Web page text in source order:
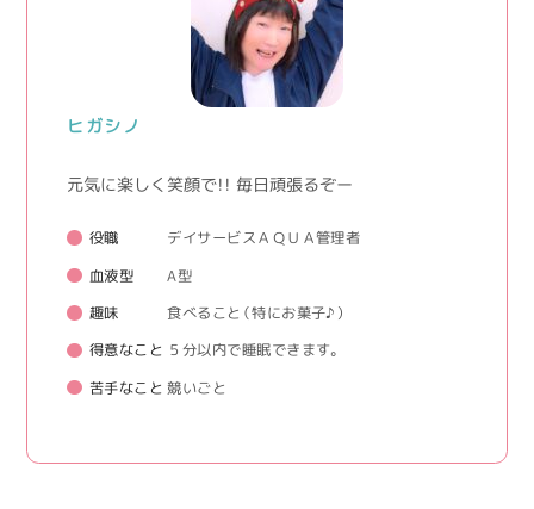
ヒガシノ
元気に楽しく笑顔で！！ 毎日頑張るぞー
役職 デイサービスＡＱＵＡ管理者
血液型 A型
趣味 食べること（特にお菓子♪）
得意なこと ５分以内で睡眠できます。
苦手なこと 競いごと